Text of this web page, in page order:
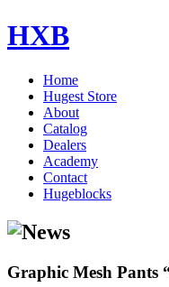
HXB
Home
Hugest Store
About
Catalog
Dealers
Academy
Contact
Hugeblocks
Graphic Mesh Pants